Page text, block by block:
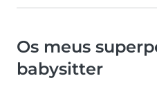
Os meus
babysitter